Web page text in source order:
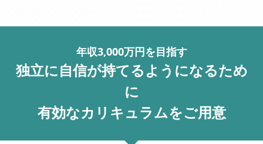
年収3,000万円を目指す
独立に自信が持てるようになるため
に
有効なカリキュラムをご用意